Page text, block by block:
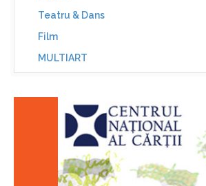
Teatru & Dans
Film
MULTIART